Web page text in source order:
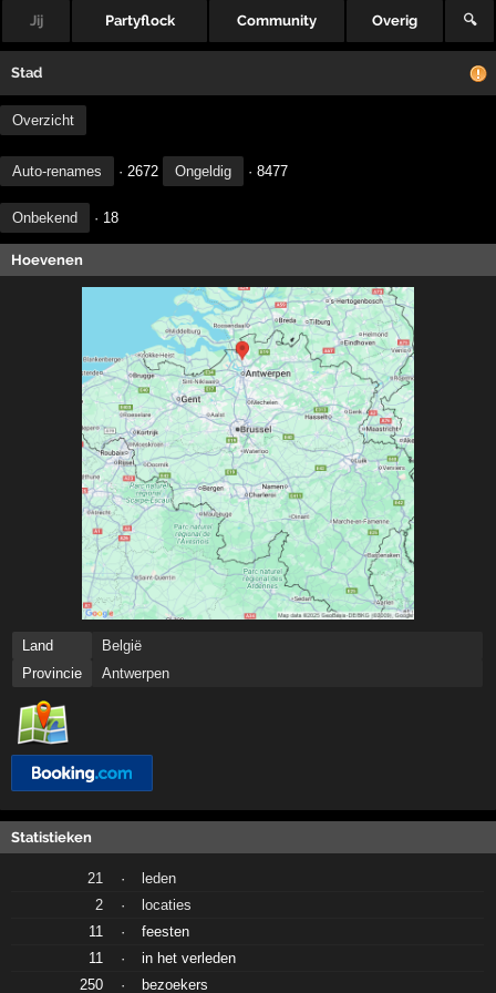
Jij Partyflock Community Overig 🔍
Stad
Overzicht
Auto-renames · 2672 Ongeldig · 8477
Onbekend · 18
Hoevenen
Land
België
Provincie
Antwerpen
Statistieken
21 ·
leden
2
·
locaties
11
·
feesten
11
·
in het verleden
250
· bezoekers